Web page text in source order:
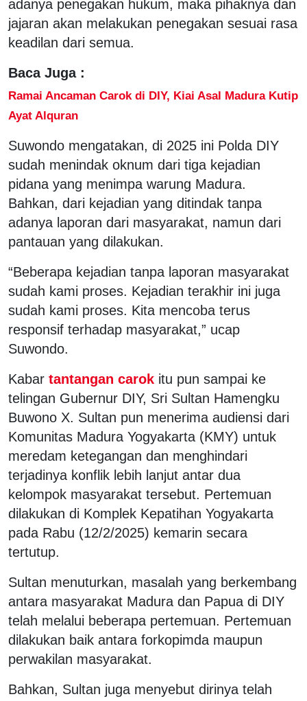
adanya penegakan hukum, maka pihaknya dan
jajaran akan melakukan penegakan sesuai rasa
keadilan dari semua.
Baca Juga :
Ramai Ancaman Carok di DIY, Kiai Asal Madura Kutip
Ayat Alquran
Suwondo mengatakan, di 2025 ini Polda DIY
sudah menindak oknum dari tiga kejadian
pidana yang menimpa warung Madura.
Bahkan, dari kejadian yang ditindak tanpa
adanya laporan dari masyarakat, namun dari
pantauan yang dilakukan.
“Beberapa kejadian tanpa laporan masyarakat
sudah kami proses. Kejadian terakhir ini juga
sudah kami proses. Kita mencoba terus
responsif terhadap masyarakat,” ucap
Suwondo.
Kabar tantangan carok itu pun sampai ke
telingan Gubernur DIY, Sri Sultan Hamengku
Buwono X. Sultan pun menerima audiensi dari
Komunitas Madura Yogyakarta (KMY) untuk
meredam ketegangan dan menghindari
terjadinya konflik lebih lanjut antar dua
kelompok masyarakat tersebut. Pertemuan
dilakukan di Komplek Kepatihan Yogyakarta
pada Rabu (12/2/2025) kemarin secara
tertutup.
Sultan menuturkan, masalah yang berkembang
antara masyarakat Madura dan Papua di DIY
telah melalui beberapa pertemuan. Pertemuan
dilakukan baik antara forkopimda maupun
perwakilan masyarakat.
Bahkan, Sultan juga menyebut dirinya telah